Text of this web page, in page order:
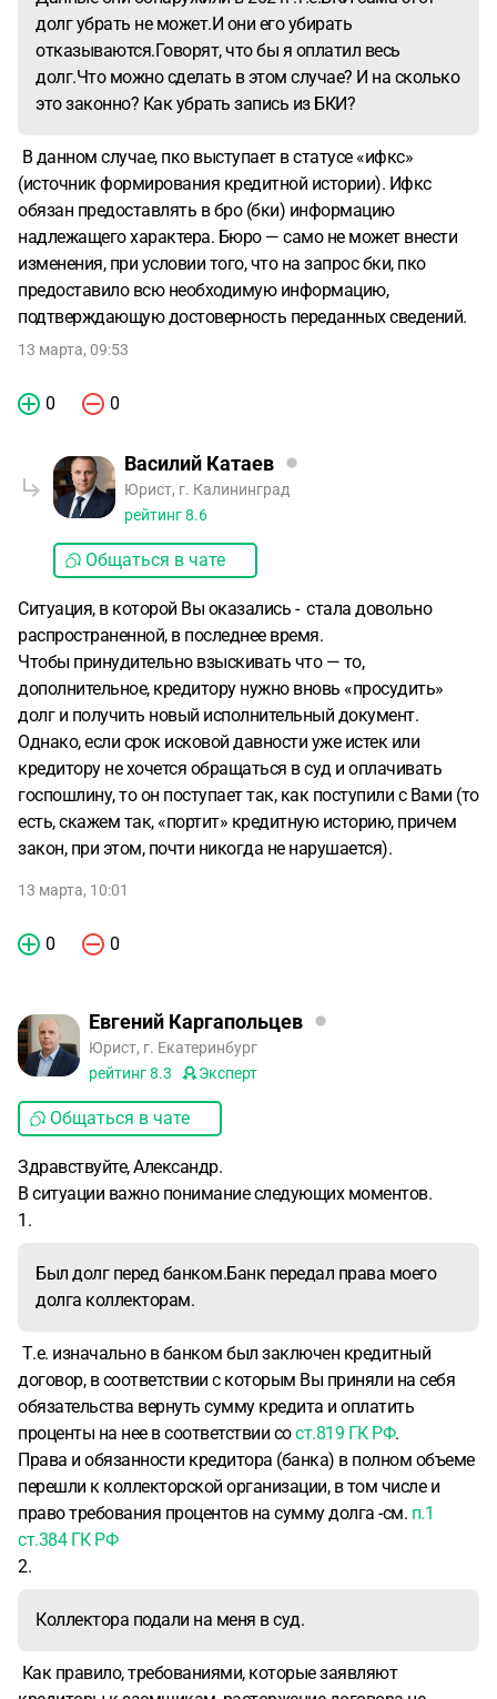
долг убрать не может.И они его убирать
отказываются.Говорят, что бы я оплатил весь
долг.Что можно сделать в этом случае? И на сколько
это законно? Как убрать запись из БКИ?
В данном случае, пко выступает в статусе «ифкс»
(источник формирования кредитной истории). Ифкс
обязан предоставлять в бро (бки) информацию
надлежащего характера. Бюро — само не может внести
изменения, при условии того, что на запрос бки, пко
предоставило всю необходимую информацию,
подтверждающую достоверность переданных сведений.
13 марта, 09:53
0 0
Василий Катаев
Юрист, г. Калининград
рейтинг8.6
Общаться в чате
Ситуация, в которой Вы оказались - стала довольно
распространенной, в последнее время.
Чтобы принудительно взыскивать что — то,
дополнительное, кредитору нужно вновь «просудить»
долг и получить новый исполнительный документ.
Однако, если срок исковой давности уже истек или
кредитору не хочется обращаться в суд и оплачивать
госпошлину, то он поступает так, как поступили с Вами (то
есть, скажем так, «портит» кредитную историю, причем
закон, при этом, почти никогда не нарушается).
13 марта, 10:01
0 0
Евгений Каргапольцев
Юрист, г. Екатеринбург
рейтинг8.3 Эксперт
Общаться в чате
Здравствуйте, Александр.
В ситуации важно понимание следующих моментов.
1.
Был долг перед банком.Банк передал права моего
долга коллекторам.
Т.е. изначально в банком был заключен кредитный
договор, в соответствии с которым Вы приняли на себя
обязательства вернуть сумму кредита и оплатить
проценты на нее в соответствии сост.819 ГК РФ.
Права и обязанности кредитора (банка) в полном объеме
перешли к коллекторской организации, в том числе и
право требования процентов на сумму долга -см. п.1
ст.384 ГК РФ
2.
Коллектора подали на меня в суд.
Как правило, требованиями, которые заявляют